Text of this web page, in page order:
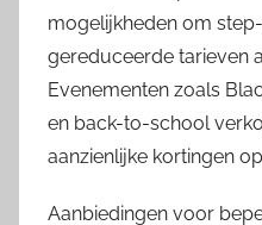
mogelijkheden om
gereduceerde tarieven
Evenementen zoals
en back-to-school
aanzienlijke kortingen
Aanbiedingen voor